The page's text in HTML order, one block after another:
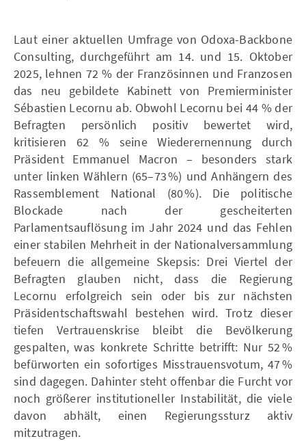
Laut einer aktuellen Umfrage von Odoxa-Backbone
Consulting, durchgeführt am 14. und 15. Oktober
2025, lehnen 72 % der Französinnen und Franzosen
das neu gebildete Kabinett von Premierminister
Sébastien Lecornu ab. Obwohl Lecornu bei 44 % der
Befragten persönlich positiv bewertet wird,
kritisieren 62 % seine Wiederernennung durch
Präsident Emmanuel Macron – besonders stark
unter linken Wählern (65–73 %) und Anhängern des
Rassemblement National (80 %). Die politische
Blockade nach der gescheiterten
Parlamentsauflösung im Jahr 2024 und das Fehlen
einer stabilen Mehrheit in der Nationalversammlung
befeuern die allgemeine Skepsis: Drei Viertel der
Befragten glauben nicht, dass die Regierung
Lecornu erfolgreich sein oder bis zur nächsten
Präsidentschaftswahl bestehen wird. Trotz dieser
tiefen Vertrauenskrise bleibt die Bevölkerung
gespalten, was konkrete Schritte betrifft: Nur 52 %
befürworten ein sofortiges Misstrauensvotum, 47 %
sind dagegen. Dahinter steht offenbar die Furcht vor
noch größerer institutioneller Instabilität, die viele
davon abhält, einen Regierungssturz aktiv
mitzutragen.